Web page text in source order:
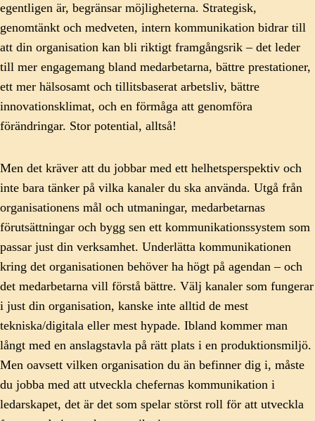
egentligen är, begränsar möjligheterna. Strategisk,
genomtänkt och medveten, intern kommunikation bidrar till
att din organisation kan bli riktigt framgångsrik – det leder
till mer engagemang bland medarbetarna, bättre prestationer,
ett mer hälsosamt och tillitsbaserat arbetsliv, bättre
innovationsklimat, och en förmåga att genomföra
förändringar. Stor potential, alltså!
Men det kräver att du jobbar med ett helhetsperspektiv och
inte bara tänker på vilka kanaler du ska använda. Utgå från
organisationens mål och utmaningar, medarbetarnas
förutsättningar och bygg sen ett kommunikationssystem som
passar just din verksamhet. Underlätta kommunikationen
kring det organisationen behöver ha högt på agendan – och
det medarbetarna vill förstå bättre. Välj kanaler som fungerar
i just din organisation, kanske inte alltid de mest
tekniska/digitala eller mest hypade. Ibland kommer man
långt med en anslagstavla på rätt plats i en produktionsmiljö.
Men oavsett vilken organisation du än befinner dig i, måste
du jobba med att utveckla chefernas kommunikation i
ledarskapet, det är det som spelar störst roll för att utveckla